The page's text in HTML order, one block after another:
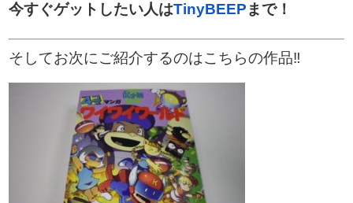
今すぐゲットしたい人はTinyBEEPまで！
そしてお次にご紹介するのはこちらの作品‼︎